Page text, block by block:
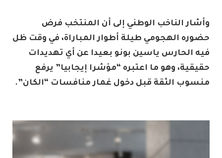
وأشار الناخب الوطني إلى أن المنتخب فرض
حضوره الهجومي طيلة أطوار المباراة، في وقت ظل
فيه الحارس ياسين بونو بعيدا عن أي تهديدات
حقيقية، وهو ما اعتبره “مؤشرا إيجابيا” يرفع
منسوب الثقة قبل دخول غمار منافسات “الكان”.